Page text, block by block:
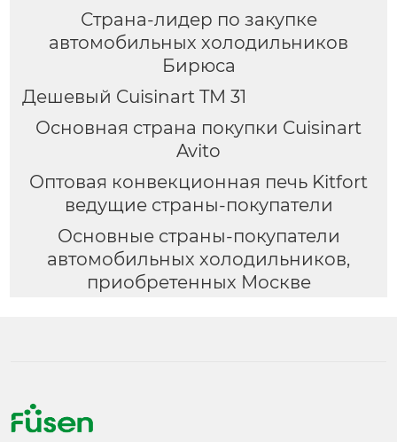
Страна-лидер по закупке
автомобильных холодильников
Бирюса
Дешевый Cuisinart TM 31
Основная страна покупки Cuisinart
Avito
Оптовая конвекционная печь Kitfort
ведущие страны-покупатели
Основные страны-покупатели
автомобильных холодильников,
приобретенных Москве